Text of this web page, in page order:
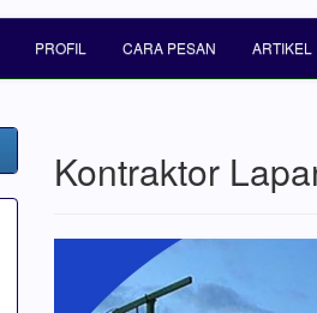
PROFIL CARA PESAN ARTIKEL
Kontraktor